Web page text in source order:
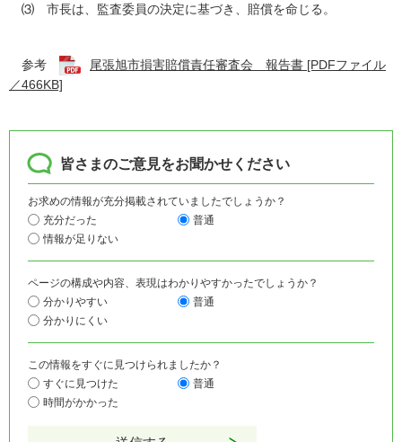
⑶ 市長は、監査委員の決定に基づき、賠償を命じる。
参考
尾張旭市損害賠償責任審査会 報告書 [PDFファイル
／466KB]
皆さまのご意見をお聞かせください
お求めの情報が充分掲載されていましたでしょうか？
充分だった
普通
情報が足りない
ページの構成や内容、表現はわかりやすかったでしょうか？
分かりやすい
普通
分かりにくい
この情報をすぐに見つけられましたか？
すぐに見つけた
普通
時間がかかった